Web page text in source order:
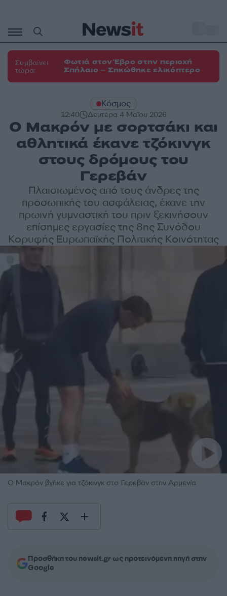
περιεχόμενο
Συμβαίνει
τώρα:
Φωτιά στον Έβρο στην περιοχή
Σπήλαιο – Σηκώθηκε ελικόπτερο
Κόσμος
12:40 Δευτέρα 4 Μαΐου 2026
Ο Μακρόν με σορτσάκι και
αθλητικά έκανε τζόκινγκ
στους δρόμους του
Γερεβάν
Πλαισιωμένος από τους άνδρες της
προσωπικής του ασφάλειας, έκανε την
πρωινή γυμναστική του πριν ξεκινήσουν
επίσημες εργασίες της 8ης Συνόδου
Κορυφής Ευρωπαϊκής Πολιτικής Κοινότητας
O Μακρόν βγήκε για τζόκινγκ στο Γερεβάν στην Αρμενία
Προσθήκη του newsit.gr ως προτεινόμενη πηγή στην
Google